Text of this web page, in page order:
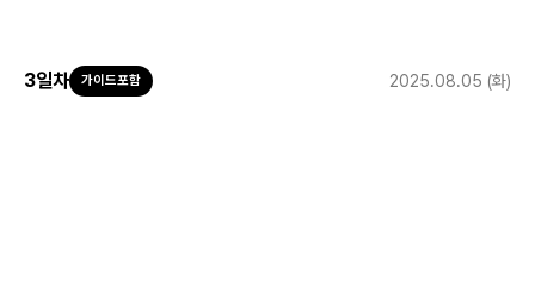
3일차 가이드포함 2025.08.05 (화)